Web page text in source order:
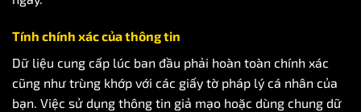
Tính chính xác của thông tin
Dữ liệu cung cấp lúc ban đầu phải hoàn toàn chính xác
cũng như trùng khớp với các giấy tờ pháp lý cá nhân của
bạn. Việc sử dụng thông tin giả mạo hoặc dùng chung dữ